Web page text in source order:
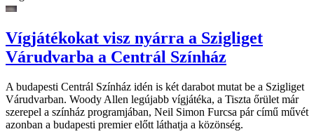
Vígjátékokat visz nyárra a Szigliget
Várudvarba a Centrál Színház
A budapesti Centrál Színház idén is két darabot mutat be a Szigliget
Várudvarban. Woody Allen legújabb vígjátéka, a Tiszta őrület már
szerepel a színház programjában, Neil Simon Furcsa pár című művét
azonban a budapesti premier előtt láthatja a közönség.